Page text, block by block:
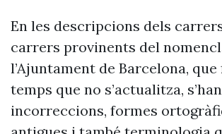
En les descripcions dels
carrers provinents del
l’Ajuntament de Barcelona,
temps que no s’actualitza,
incorreccions, formes